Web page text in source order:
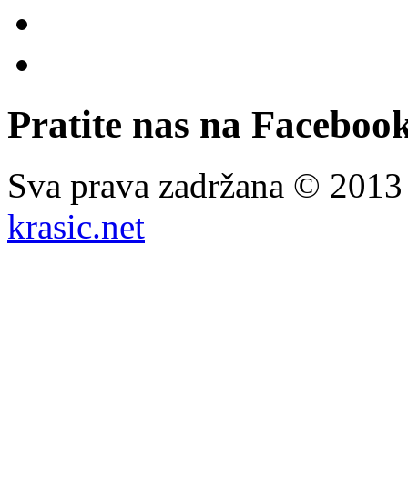
Pratite nas na
Sva prava zadržana ©
krasic.net